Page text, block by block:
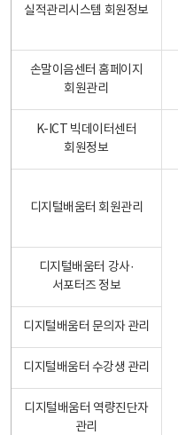
실적관리시스템 회원정보
손말이음센터 홈페이지
회원관리
K-ICT 빅데이터센터
회원정보
디지털배움터 회원관리
디지털배움터 강사·
서포터즈 정보
디지털배움터 문의자 관리
디지털배움터 수강생 관리
디지털배움터 역량진단자
관리